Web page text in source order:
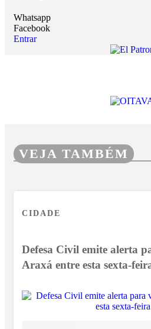
Whatsapp
Facebook
Entrar
VEJA TAMBÉM
CIDADE
Defesa Civil emite alerta
Araxá entre esta sexta-